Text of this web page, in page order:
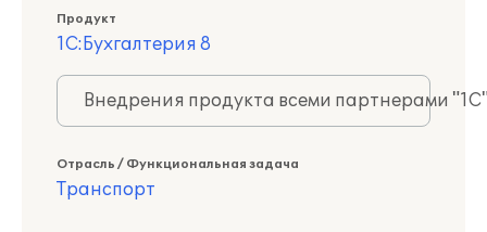
Продукт
1С:Бухгалтерия 8
Внедрения продукта всеми партнерами
Отрасль / Функциональная задача
Транспорт